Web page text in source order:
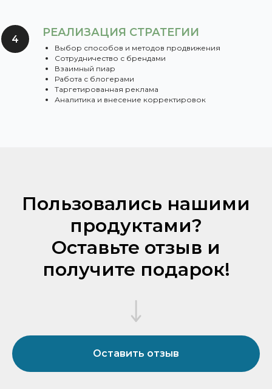
РЕАЛИЗАЦИЯ СТРАТЕГИИ
Выбор способов и методов продвижения
Сотрудничество с брендами
Взаимный пиар
Работа с блогерами
Таргетированная реклама
Аналитика и внесение корректировок
Пользовались нашими
продуктами?
Оставьте отзыв и
получите подарок!
Оставить отзыв